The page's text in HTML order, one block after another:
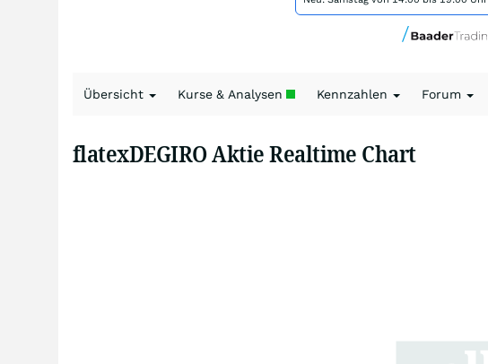
Übersicht Kurse & Analysen Kennzahlen Forum
flatexDEGIRO Aktie Realtime Chart